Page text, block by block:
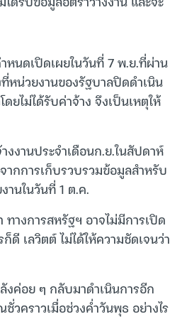
หนดเปิดเผยในวันที่ 7 พ.ย.ที่ผ่าน
หน่วยงานของรัฐบาลปิดดำเนิน
ยไม่ได้รับค่าจ้าง จึงเป็นเหตุให้
งงานประจำเดือนก.ย.ในสัปดาห์
ากการเก็บรวบรวมข้อมูลสำหรับ
านในวันที่ 1 ต.ค.
างการสหรัฐฯ อาจไม่มีการเปิด
ดี เลวิตต์ ไม่ได้ให้ความชัดเจนว่า
ค่อย ๆ กลับมาดำเนินการอีก
คราวเมื่อช่วงค่ำวันพุธ อย่างไร